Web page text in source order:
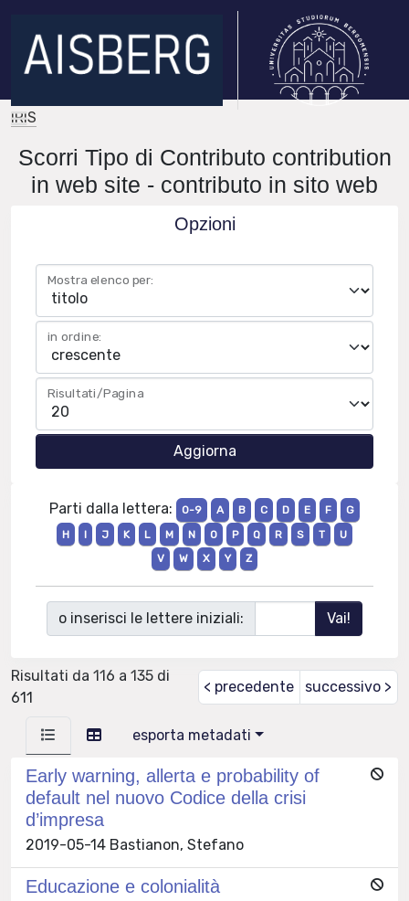
IRIS
Scorri Tipo di Contributo contribution
in web site - contributo in sito web
Opzioni
Mostra elenco per:
in ordine:
Risultati/Pagina
Parti dalla lettera: 0-9 A B C D E F
G
H
I J K L M N O P Q R S T
U
V
W X Y Z
o inserisci le lettere iniziali:
Risultati da 116 a 135 di
611
< precedente successivo >
esporta metadati
Early warning, allerta e probability of
default nel nuovo Codice della crisi
d’impresa
2019-05-14 Bastianon, Stefano
Educazione e colonialità